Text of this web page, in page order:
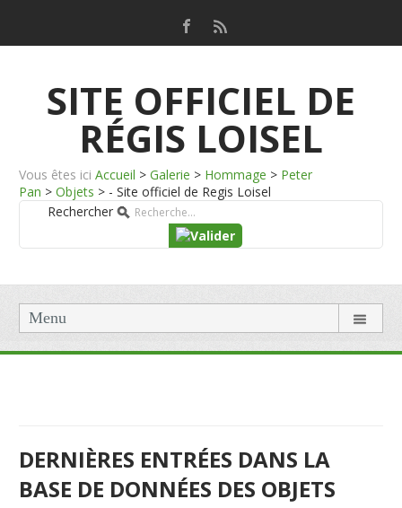
SITE OFFICIEL DE
RÉGIS LOISEL
Vous êtes ici Accueil > Galerie > Hommage > Peter
Pan > Objets > - Site officiel de Regis Loisel
Rechercher
Menu
DERNIÈRES ENTRÉES DANS LA
BASE DE DONNÉES DES OBJETS